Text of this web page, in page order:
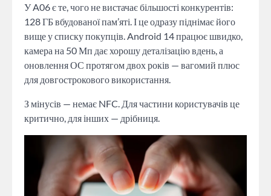
У A06 є те, чого не вистачає більшості конкурентів:
128 ГБ вбудованої пам’яті. І це одразу піднімає його
вище у списку покупців. Android 14 працює швидко,
камера на 50 Мп дає хорошу деталізацію вдень, а
оновлення ОС протягом двох років — вагомий плюс
для довгострокового використання.
З мінусів — немає NFC. Для частини користувачів це
критично, для інших — дрібниця.